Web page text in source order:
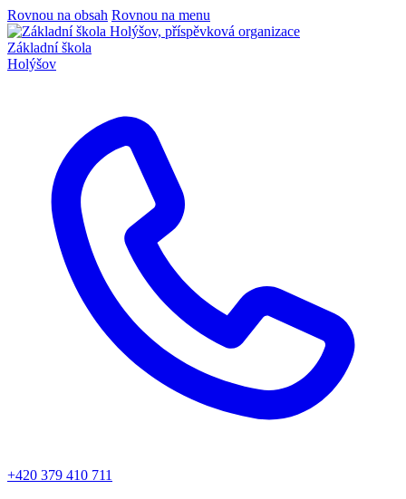
Rovnou na obsah Rovnou na menu
Základní škola
Holýšov
+420 379 410 711